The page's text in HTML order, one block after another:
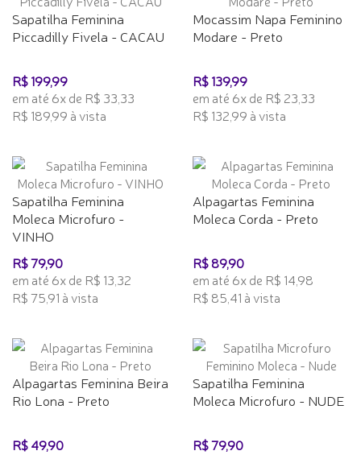
Sapatilha Feminina
Piccadilly Fivela - CACAU
R$ 199,99
em até 6x de R$ 33,33
R$ 189,99 à vista
Mocassim Napa Feminino
Modare - Preto
R$ 139,99
em até 6x de R$ 23,33
R$ 132,99 à vista
Sapatilha Feminina
Moleca Microfuro -
VINHO
R$ 79,90
em até 6x de R$ 13,32
R$ 75,91 à vista
Alpagartas Feminina
Moleca Corda - Preto
R$ 89,90
em até 6x de R$ 14,98
R$ 85,41 à vista
Alpagartas Feminina Beira
Rio Lona - Preto
R$ 49,90
Sapatilha Feminina
Moleca Microfuro - NUDE
R$ 79,90